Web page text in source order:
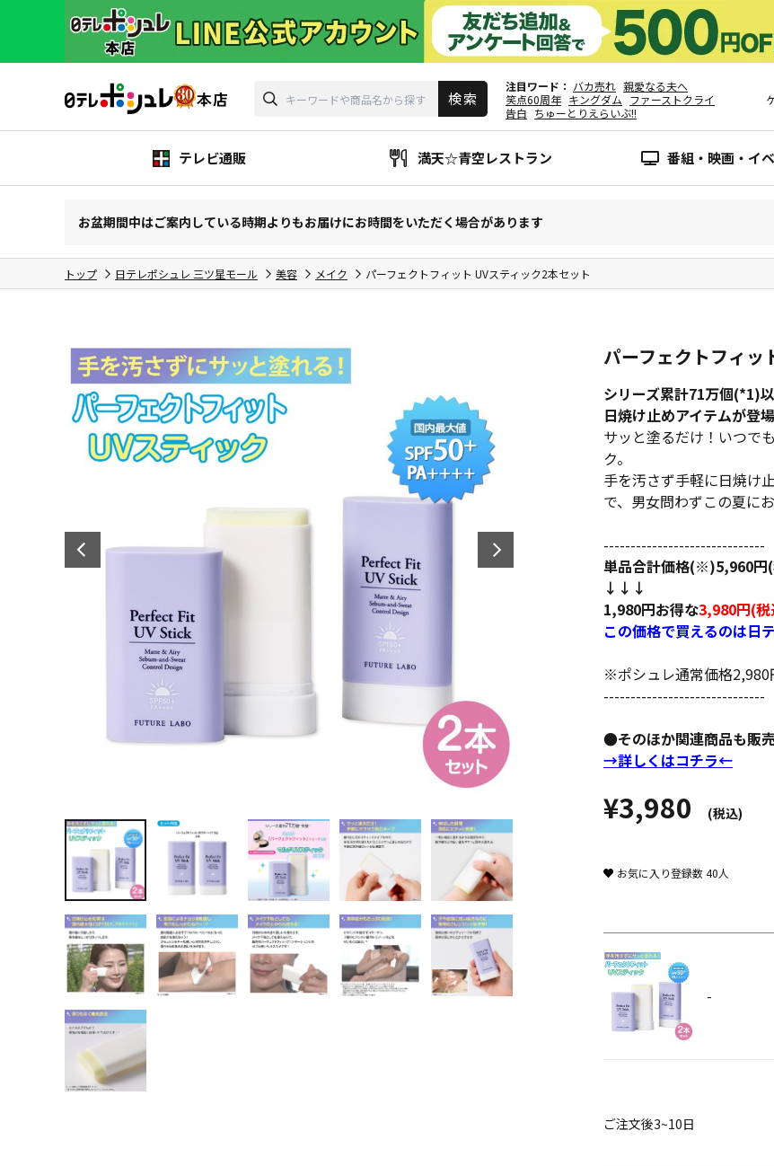
注目ワード バカ売れ 親愛なる夫へ
笑点60周年 キングダム ファーストクライ
告白 ちゅーとりえらいぶ!!
テレビ通販 満天☆青空レストラン 番組・映画・イ
お盆期間中はご案内している時期よりもお届けにお時間をいただく場合があります
トップ 日テレポシュレ 三ツ星モール 美容 メイク パーフェクトフィット UVスティック2本セット
パーフェクトフィッ
シリーズ累計71万個(*1)
日焼け止めアイテムが登場
サッと塗るだけ！いつで
ク。
手を汚さず手軽に日焼け
で、男女問わずこの夏に
------------------------------
単品合計価格(※)5,960円
↓↓↓
1,980円お得な3,980円(税
この価格で買えるのは日
※ポシュレ通常価格
------------------------------
●そのほか関連商品も販
→詳しくはコチラ←
¥3,980 (税込)
お気に入り登録数40人
-
ご注文後3~10日